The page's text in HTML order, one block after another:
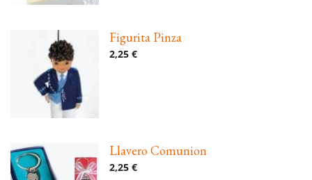
Figurita Pinza
2,25 €
Llavero Comunion
2,25 €